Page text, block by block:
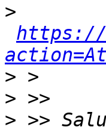
>
https://
>
>
>